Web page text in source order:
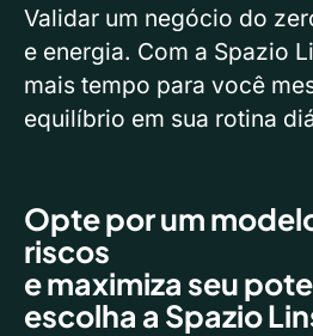
Validar um negócio do
e energia. Com a Spazio
mais tempo para você
equilíbrio em sua rotina
Opte por um
riscos
e maximiza seu
escolha a Spazio